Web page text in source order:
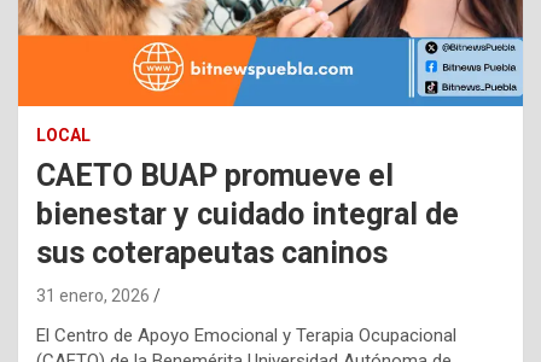
LOCAL
CAETO BUAP promueve el
bienestar y cuidado integral de
sus coterapeutas caninos
31 enero, 2026
El Centro de Apoyo Emocional y Terapia Ocupacional